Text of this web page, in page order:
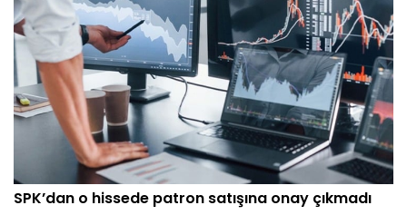
SPK’dan o hissede patron satışına onay çıkmadı